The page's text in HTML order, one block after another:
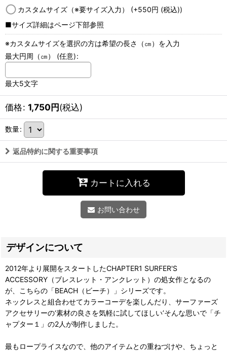
カスタムサイズ（※要サイズ入力） (+550円 (税込))
■サイズ詳細はページ下部参照
※カスタムサイズを選択の方は希望の長さ（㎝）を入力
最大円周（㎝） (任意):
最大5文字
価格: 1,750円(税込)
数量:
返品特約に関する重要事項
カートに入れる
お問い合わせ
デザインについて
2012年より展開をスタートしたCHAPTER1 SURFER'S
ACCESSORY（ブレスレット・アンクレット）の処女作となるの
が、こちらの「BEACH（ビーチ）」シリーズです。
ネックレスと組合わせてカラーコーデを楽しんだり、サーファーズ
アクセサリーの‘素材の良さを気軽に試してほしい’そんな思いで「チ
ャプター１」の2人が制作しました。
最もロープライスなので、他のアイテムとの重ねづけや、ちょっと